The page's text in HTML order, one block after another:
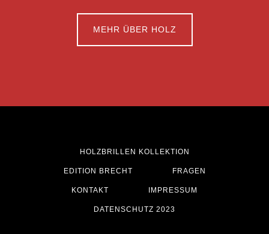
MEHR ÜBER HOLZ
HOLZBRILLEN KOLLEKTION
EDITION BRECHT FRAGEN
KONTAKT IMPRESSUM
DATENSCHUTZ 2023